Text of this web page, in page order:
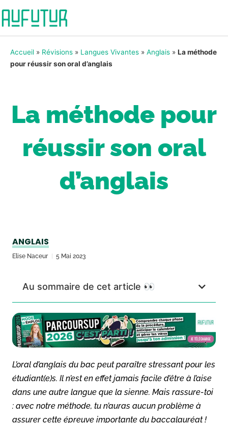
Accueil » Révisions » Langues Vivantes » Anglais » La méthode
pour réussir son oral d’anglais
La méthode pour
réussir son oral
d’anglais
ANGLAIS
Elise Naceur 5 Mai 2023
Au sommaire de cet article 👀
L’oral d’anglais du bac peut paraître stressant pour les
étudiant(e)s. Il n’est en effet jamais facile d’être à l’aise
dans une autre langue que la sienne. Mais rassure-toi
: avec notre méthode, tu n’auras aucun problème à
assurer cette épreuve importante du baccalauréat !